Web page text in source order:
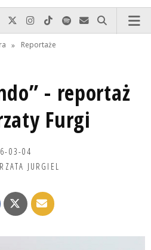
po prostu do nas zadzwoń
Odwiedź nas na Facebook-u
Odwiedź nas na X
Odwiedź nas na Instagram-ie
Odwiedź nas na TikTok-u
Szukaj nas na Spotify
Wyślij do nas
Szukaj
» Reportaże
- reportaż
Furgi
03-04
JURGIEL